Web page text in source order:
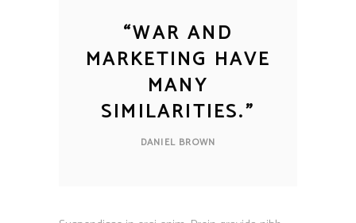
“WAR AND
MARKETING HAVE
MANY
SIMILARITIES.”
DANIEL BROWN